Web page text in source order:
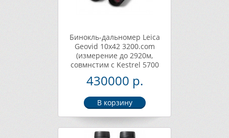
Бинокль-дальномер Leica
Geovid 10x42 3200.com
(измерение до 2920м,
совмнстим с Kestrel 5700
430000 р.